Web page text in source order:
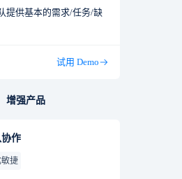
提供基本的需求/任务/缺
试用 Demo
增强产品
作
捷